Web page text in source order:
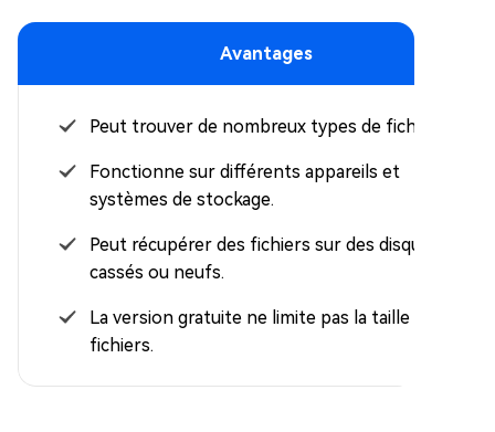
Avantages
Peut trouver de nombreux types de fichiers.
Fonctionne sur différents appareils et
systèmes de stockage.
Peut récupérer des fichiers sur des disques
cassés ou neufs.
La version gratuite ne limite pas la taille des
fichiers.